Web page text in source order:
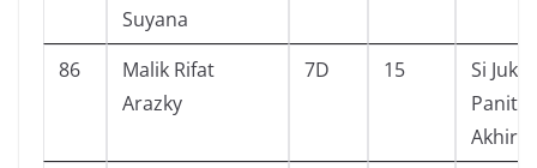
Suyana
86
Malik Rifat
Arazky
7D 15
Si Juki
Akhir